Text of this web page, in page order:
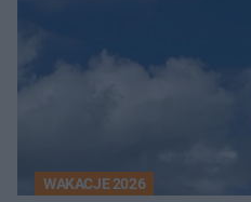
WAKACJE 2026